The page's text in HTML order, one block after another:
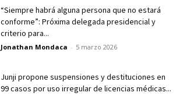
“Siempre habrá alguna persona que no estará
conforme”: Próxima delegada presidencial y
criterio para...
Jonathan Mondaca - 5 marzo 2026
Junji propone suspensiones y destituciones en
99 casos por uso irregular de licencias médicas...